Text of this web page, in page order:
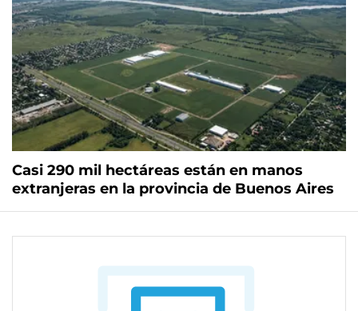
Casi 290 mil hectáreas están en manos
extranjeras en la provincia de Buenos Aires